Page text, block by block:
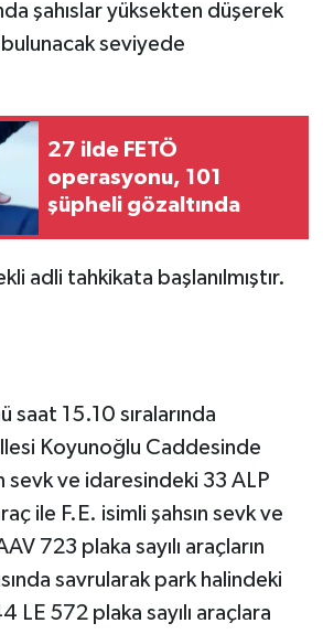
şahıslar yüksekten düşerek
seviyede
27 ilde FETÖ
operasyonu, 101
şüpheli gözaltında
adli tahkikata başlanılmıştır.
15.10 sıralarında
Koyunoğlu Caddesinde
sevk ve idaresindeki 33 ALP
ile F.E. isimli şahsın sevk ve
723 plaka sayılı araçların
savrularak park halindeki
LE 572 plaka sayılı araçlara